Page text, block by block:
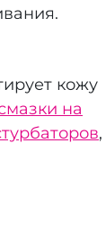
кожу
на
,